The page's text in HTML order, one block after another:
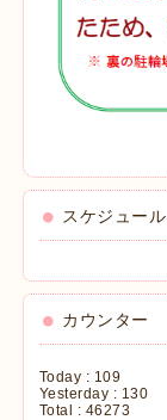
スケジュール
カウンター
Today : 109
Yesterday : 130
Total : 46273